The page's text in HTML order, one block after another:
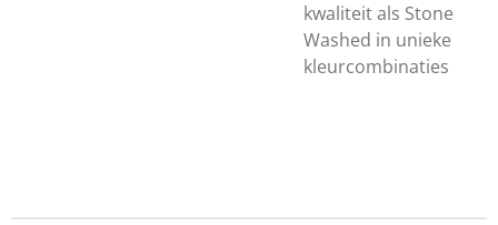
kwaliteit als Stone
Washed in unieke
kleurcombinaties